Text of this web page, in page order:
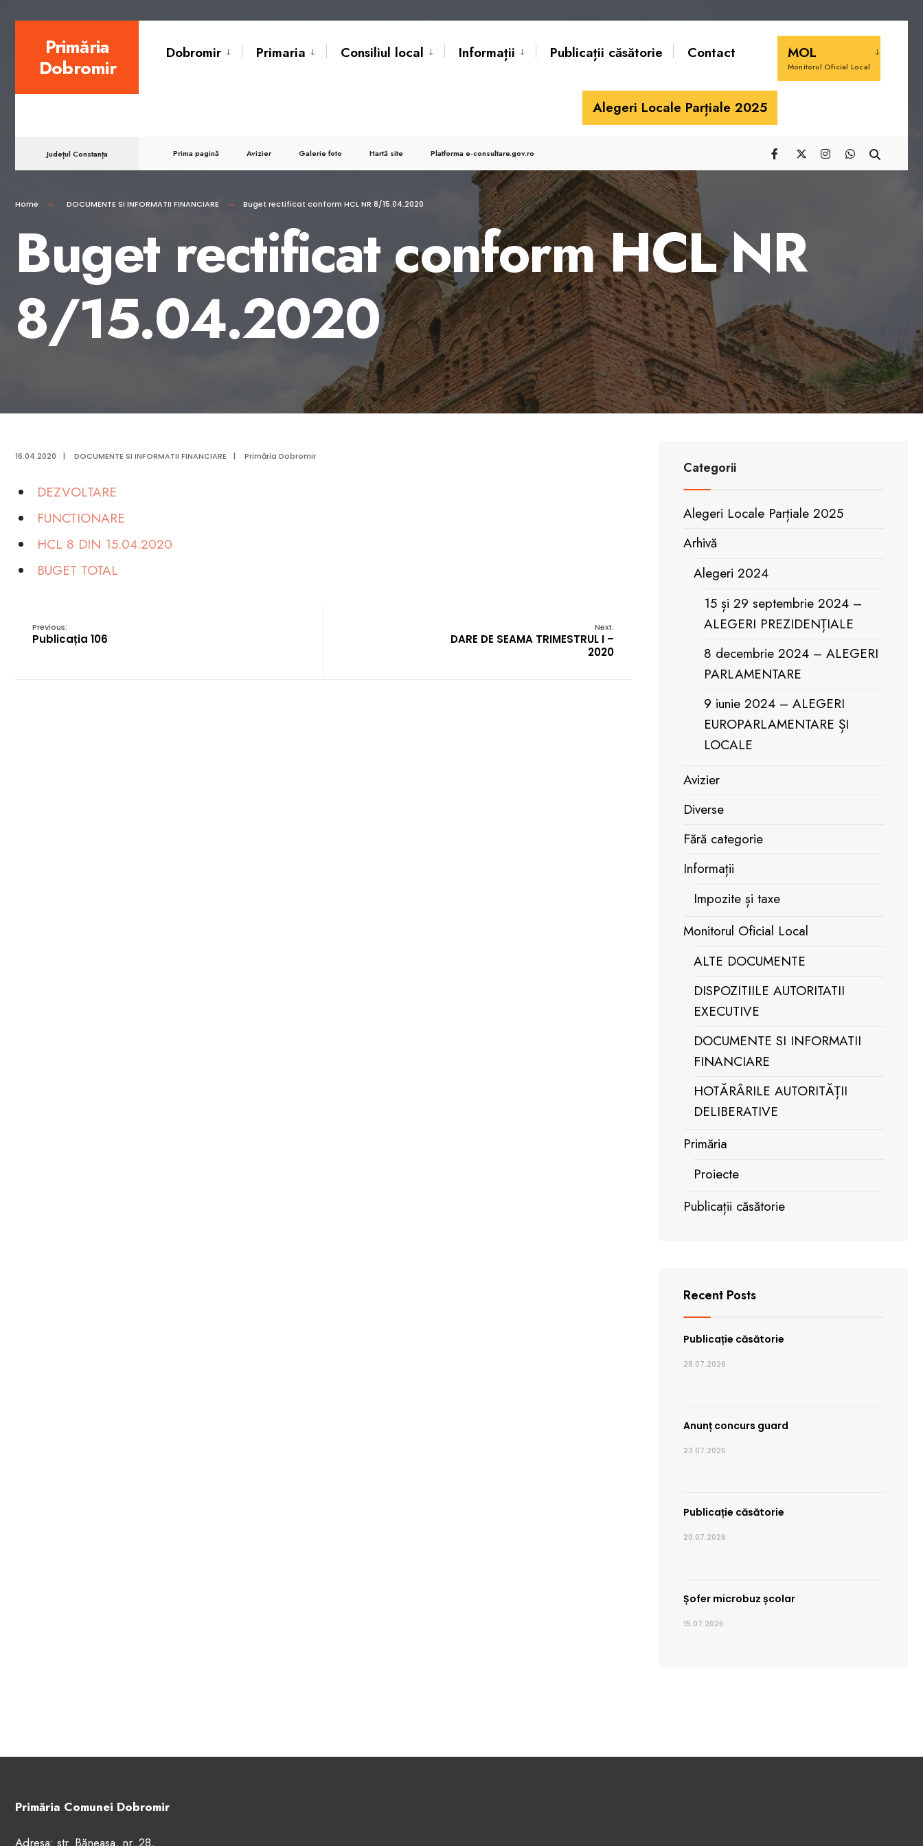
content
Primăria
Dobromir
Dobromir Primaria Consiliul local Informații Publicații căsătorie Contact MOL
Monitorul Oficial Local
Alegeri Locale Parțiale 2025
Județul Constanța Prima pagină Avizier Galerie foto Hartă site Platforma e-consultare.gov.ro
Home DOCUMENTE SI INFORMATII FINANCIARE Buget rectificat conform HCL NR 8/15.04.2020
Buget rectificat conform HCL NR
8/15.04.2020
16.04.2020 | DOCUMENTE SI INFORMATII FINANCIARE | Primăria Dobromir
DEZVOLTARE
FUNCTIONARE
HCL 8 DIN 15.04.2020
BUGET TOTAL
Previous:
Publicația 106
Next:
DARE DE SEAMA TRIMESTRUL I –
2020
Categorii
Alegeri Locale Parțiale 2025
Arhivă
Alegeri 2024
15 și 29 septembrie 2024 –
ALEGERI PREZIDENȚIALE
8 decembrie 2024 – ALEGERI
PARLAMENTARE
9 iunie 2024 – ALEGERI
EUROPARLAMENTARE ȘI
LOCALE
Avizier
Diverse
Fără categorie
Informații
Impozite și taxe
Monitorul Oficial Local
ALTE DOCUMENTE
DISPOZITIILE AUTORITATII
EXECUTIVE
DOCUMENTE SI INFORMATII
FINANCIARE
HOTĂRÂRILE AUTORITĂȚII
DELIBERATIVE
Primăria
Proiecte
Publicații căsătorie
Recent Posts
Publicație căsătorie
28.07.2026
Anunț concurs guard
23.07.2026
Publicație căsătorie
20.07.2026
Șofer microbuz școlar
15.07.2026
Primăria Comunei Dobromir
Adresa: str. Băneasa, nr. 28,